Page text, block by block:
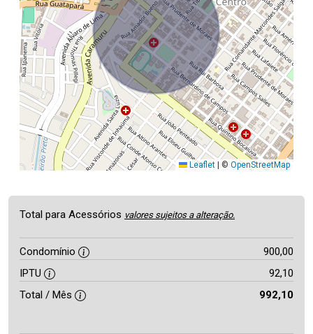
Leaflet © OpenStreetMap
Total para Acessórios valores sujeitos a alteração.
Condomínio
900,00
IPTU
92,10
Total / Mês
992,10